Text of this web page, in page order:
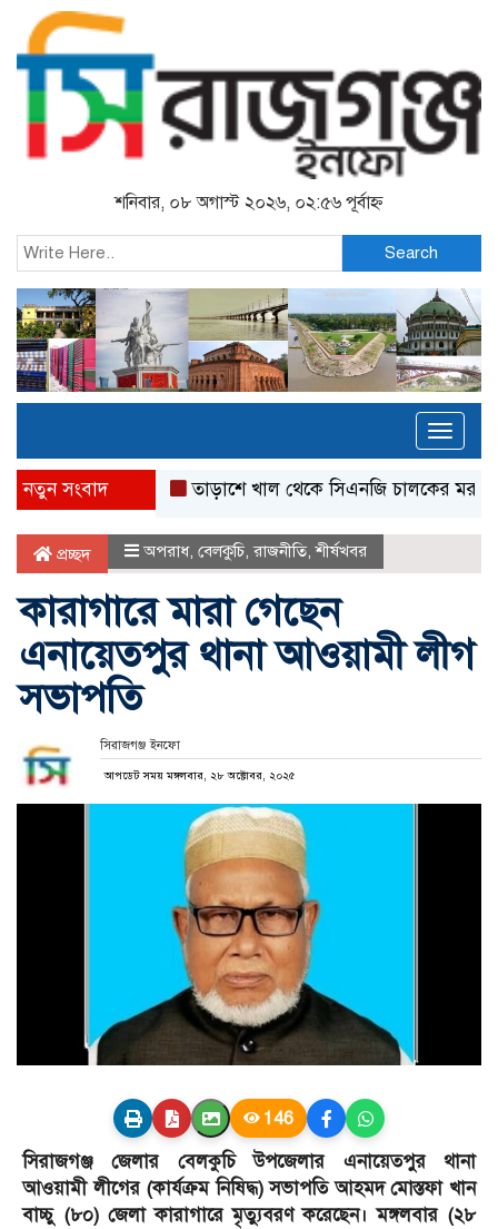
শনিবার, ০৮ অগাস্ট ২০২৬, ০২:৫৬ পূর্বাহ্ন
Search
নতুন সংবাদ তাড়াশে খাল থেকে সিএনজি চালকের মরদেহ উদ্ধার
প্রচ্ছদ অপরাধ, বেলকুচি, রাজনীতি,শীর্ষখবর
কারাগারে মারা গেছেন
এনায়েতপুর থানা আওয়ামী লীগ
সভাপতি
সিরাজগঞ্জ ইনফো
আপডেট সময় মঙ্গলবার, ২৮ অক্টোবর, ২০২৫
146
সিরাজগঞ্জ জেলার বেলকুচি উপজেলার এনায়েতপুর থানা
আওয়ামী লীগের (কার্যক্রম নিষিদ্ধ) সভাপতি আহমদ মোস্তফা খান
বাচ্চু (৮০) জেলা কারাগারে মৃত্যুবরণ করেছেন। মঙ্গলবার (২৮